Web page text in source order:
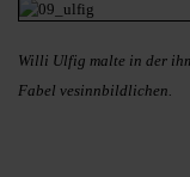
Willi Ulfig malte in der
Fabel vesinnbildlichen.